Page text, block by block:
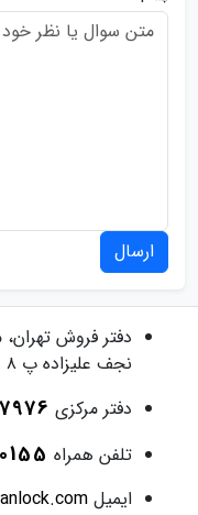
ارسال
دفتر فروش
نجف علیزاده پ ۸ واحد ۱۱
دفتر مرکزی
تلفن همراه
ایمیل